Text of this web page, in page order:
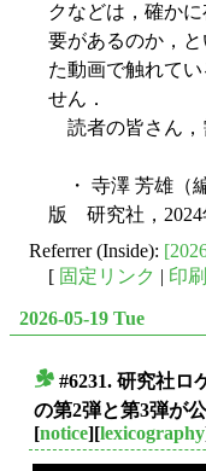
クなどは，確か
要があるのか，
た動画で触れて
せん．
読者の皆さん，
・ 寺澤 芳雄（
版 研究社，2024
Referrer (Inside):
[ 固定リンク 印
2026-05-19 Tue
#6231. 研究社ロ
の第2弾と第3弾が
[notice][lexicography